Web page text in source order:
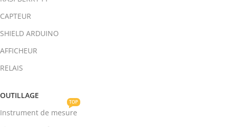
CAPTEUR
SHIELD ARDUINO
AFFICHEUR
RELAIS
OUTILLAGE
Instrument de mesure
TOP